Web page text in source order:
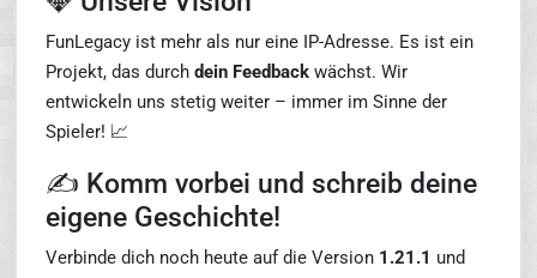
FunLegacy ist mehr als nur eine IP-Adresse. Es ist ein
Projekt, das durch dein Feedback wächst. Wir
entwickeln uns stetig weiter – immer im Sinne der
Spieler! 📈
✍️ Komm vorbei und schreib deine
eigene Geschichte!
Verbinde dich noch heute auf die Version 1.21.1 und